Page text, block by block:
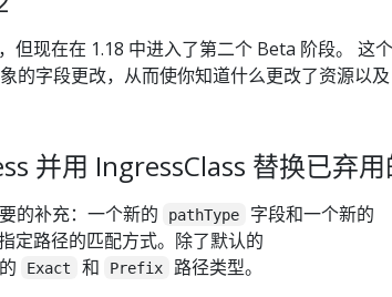
但现在在 1.18 中进入了第二个 Beta 阶段。 这个
的字段更改，从而使你知道什么更改了资源以及
并用 IngressClass 替换已弃
的补充：一个新的 pathType 字段和一个新的
定路径的匹配方式。除了默认的
Exact 和 Prefix 路径类型。